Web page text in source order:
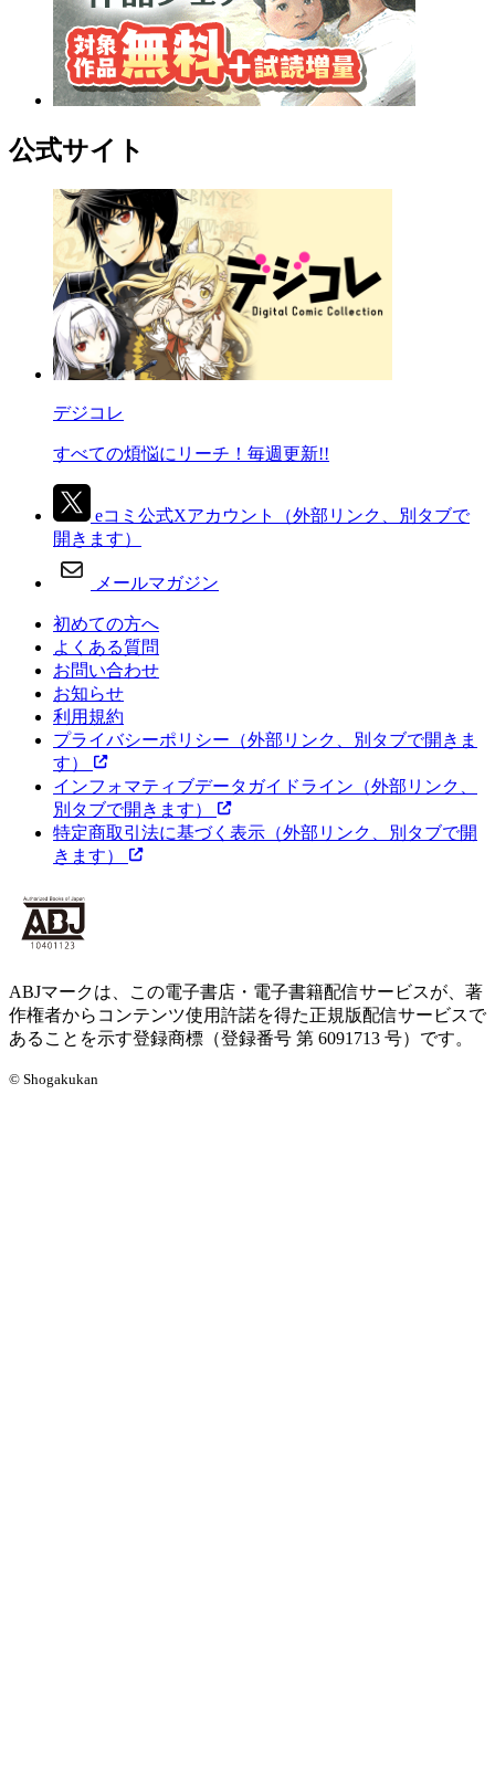
公式サイト
デジコレ
すべての煩悩にリーチ！毎週更新!!
eコミ公式Xアカウント
（外部リンク、別タブで
開きます）
メールマガジン
初めての方へ
よくある質問
お問い合わせ
お知らせ
利用規約
プライバシーポリシー （外部リンク、別タブで開きま
す）
インフォマティブデータガイドライン （外部リンク、
別タブで開きます）
特定商取引法に基づく表示 （外部リンク、別タブで開
きます）
ABJマークは、この電子書店・電子書籍配信サービスが、著
作権者からコンテンツ使用許諾を得た正規版配信サービスで
あることを示す登録商標（登録番号 第 6091713 号）です。
© Shogakukan